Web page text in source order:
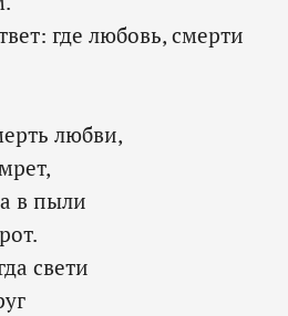
где любовь, смерти
любви,
в пыли
свети